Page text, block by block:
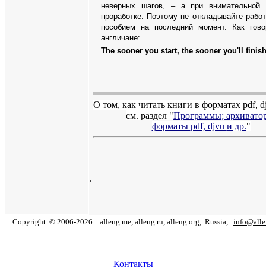
неверных шагов, – а при внимательной
проработке. Поэтому не откладывайте
пособием на последний момент. Как
англичане:
The sooner you start, the sooner you'll
О том, как читать книги в форматах pdf,
см. раздел "Программы;
форматы pdf, djvu и др."
.
Copyright © 2006-2026 alleng.me, alleng.ru, alleng.org, Russia,
Контакты